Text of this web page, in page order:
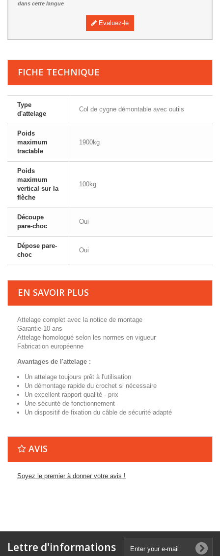
dans cette langue
Evaluez-le
FICHE TECHNIQUE
Type
d'attelage
Col de cygne démontable avec outils
Poids
maximum
tractable
1900kg
Poids
maximum
vertical sur la
flèche
100kg
Découpe
pare-choc
Oui
Dépose pare-
choc
Oui
EN SAVOIR PLUS
Attelage complet avec la notice de montage
Garantie 10 ans
Attelage homologué selon les normes en vigueur
Fabrication européenne
Avantages de l'attelage :
Un attelage toujours prêt à l'utilisation
Un démontage rapide du crochet si nécessaire
Un excellent rapport qualité - prix
Une sécurité de fonctionnement
Un dispositif de fixation du câble de sécurité adapté
AVIS
Soyez le premier à donner votre avis !
Lettre d'informations